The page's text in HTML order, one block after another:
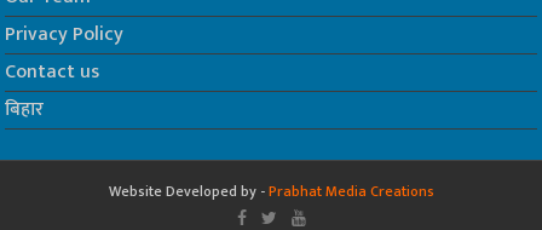
Privacy Policy
Contact us
बिहार
Website Developed by -Prabhat Media Creations